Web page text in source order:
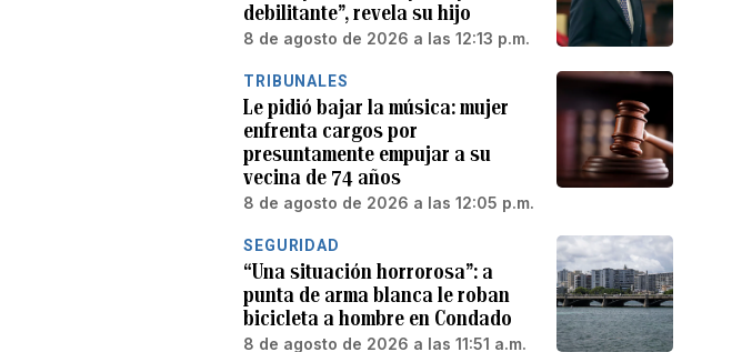
debilitante”, revela su hijo
8 de agosto de 2026 a las 12:13 p.m.
TRIBUNALES
Le pidió bajar la música: mujer
enfrenta cargos por
presuntamente empujar a su
vecina de 74 años
8 de agosto de 2026 a las 12:05 p.m.
SEGURIDAD
“Una situación horrorosa”: a
punta de arma blanca le roban
bicicleta a hombre en Condado
8 de agosto de 2026 a las 11:51 a.m.